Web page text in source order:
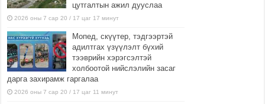
цутгалтын ажил дууслаа
2026 оны 7 сар 20 / 17 цаг 17 минут
Мопед, скүүтер, тэдгээртэй
адилтгах үзүүлэлт бүхий
тээврийн хэрэгсэлтэй
холбоотой нийслэлийн засаг
дарга захирамж гаргалаа
2026 оны 7 сар 20 / 17 цаг 11 минут